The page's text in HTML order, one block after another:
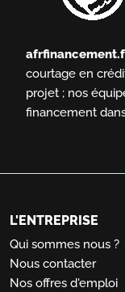
courtage en
projet ; nos
financement
L'ENTREPRISE
Qui sommes nous ?
Nous contacter
Nos offres d'emploi